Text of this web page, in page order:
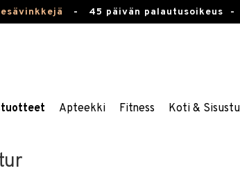
- 45 päivän palautusoikeus -
Apteekki Fitness Koti &